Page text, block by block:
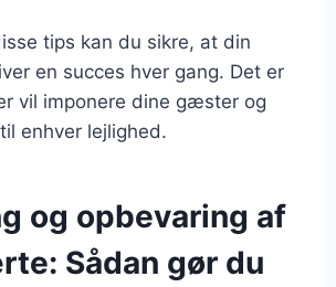
tips kan du sikre, at din
en succes hver gang. Det er
vil imponere dine gæster og
enhver lejlighed.
og opbevaring af
Sådan gør du